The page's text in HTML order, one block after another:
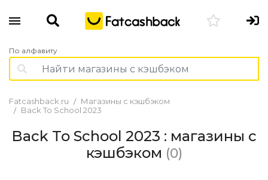
По алфавиту
Fatcashback.ru
Магазины с кэшбэком
Back To School 2023
Back To School 2023 : магазины с
кэшбэком (0)